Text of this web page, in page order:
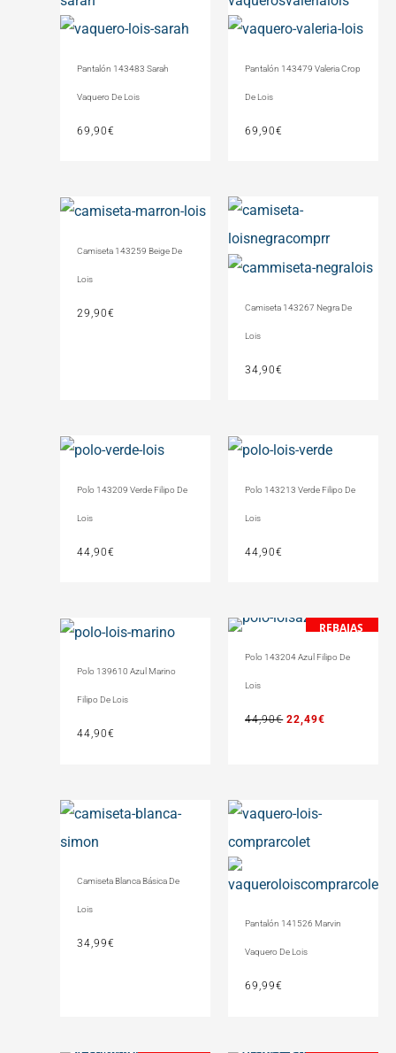
Pantalón 143483 Sarah
Vaquero De Lois
69,90€
Pantalón 143479 Valeria Crop
De Lois
69,90€
Camiseta 143259 Beige De
Lois
29,90€ Camiseta 143267 Negra De
Lois
34,90€
Polo 143209 Verde Filipo De
Lois
44,90€
Polo 143213 Verde Filipo De
Lois
44,90€
Polo 139610 Azul Marino
Filipo De Lois
44,90€
-50%
REBAJAS
Polo 143204 Azul Filipo De
Lois
44,90€
44,90€.
22,49€
El
Camiseta Blanca Básica De
Lois
34,99€
Pantalón 141526 Marvin
Vaquero De Lois
69,99€